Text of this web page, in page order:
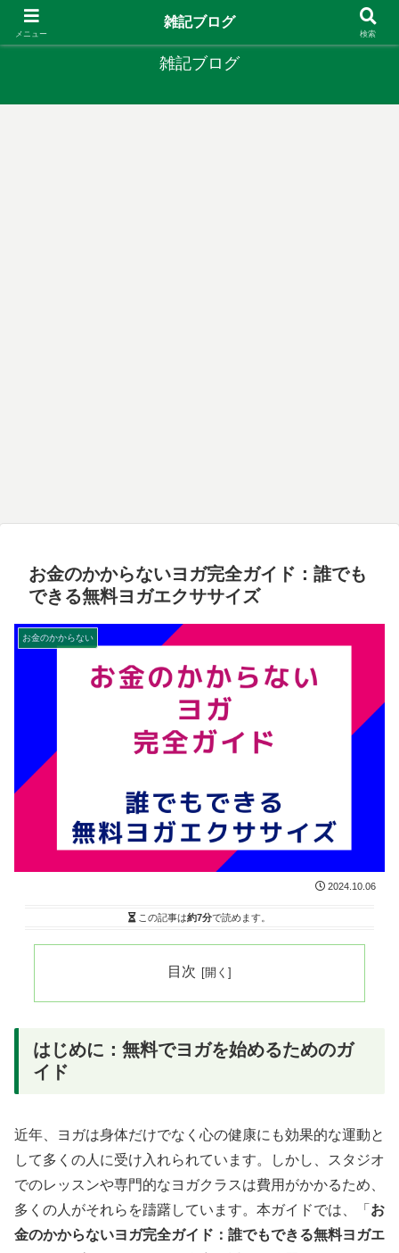
やりたいことがあるなら やってみたら？
雑記ブログ
お金のかからないヨガ完全ガイド：誰でも
できる無料ヨガエクササイズ
お金のかからない
2024.10.06
この記事は約7分で読めます。
目次
はじめに：無料でヨガを始めるためのガ
イド
近年、ヨガは身体だけでなく心の健康にも効果的な運動と
して多くの人に受け入れられています。しかし、スタジオ
でのレッスンや専門的なヨガクラスは費用がかかるため、
多くの人がそれらを躊躇しています。本ガイドでは、「 お
金のかからないヨガ完全ガイド：誰でもできる無料ヨガエ
メニュー
雑記ブログ
検索